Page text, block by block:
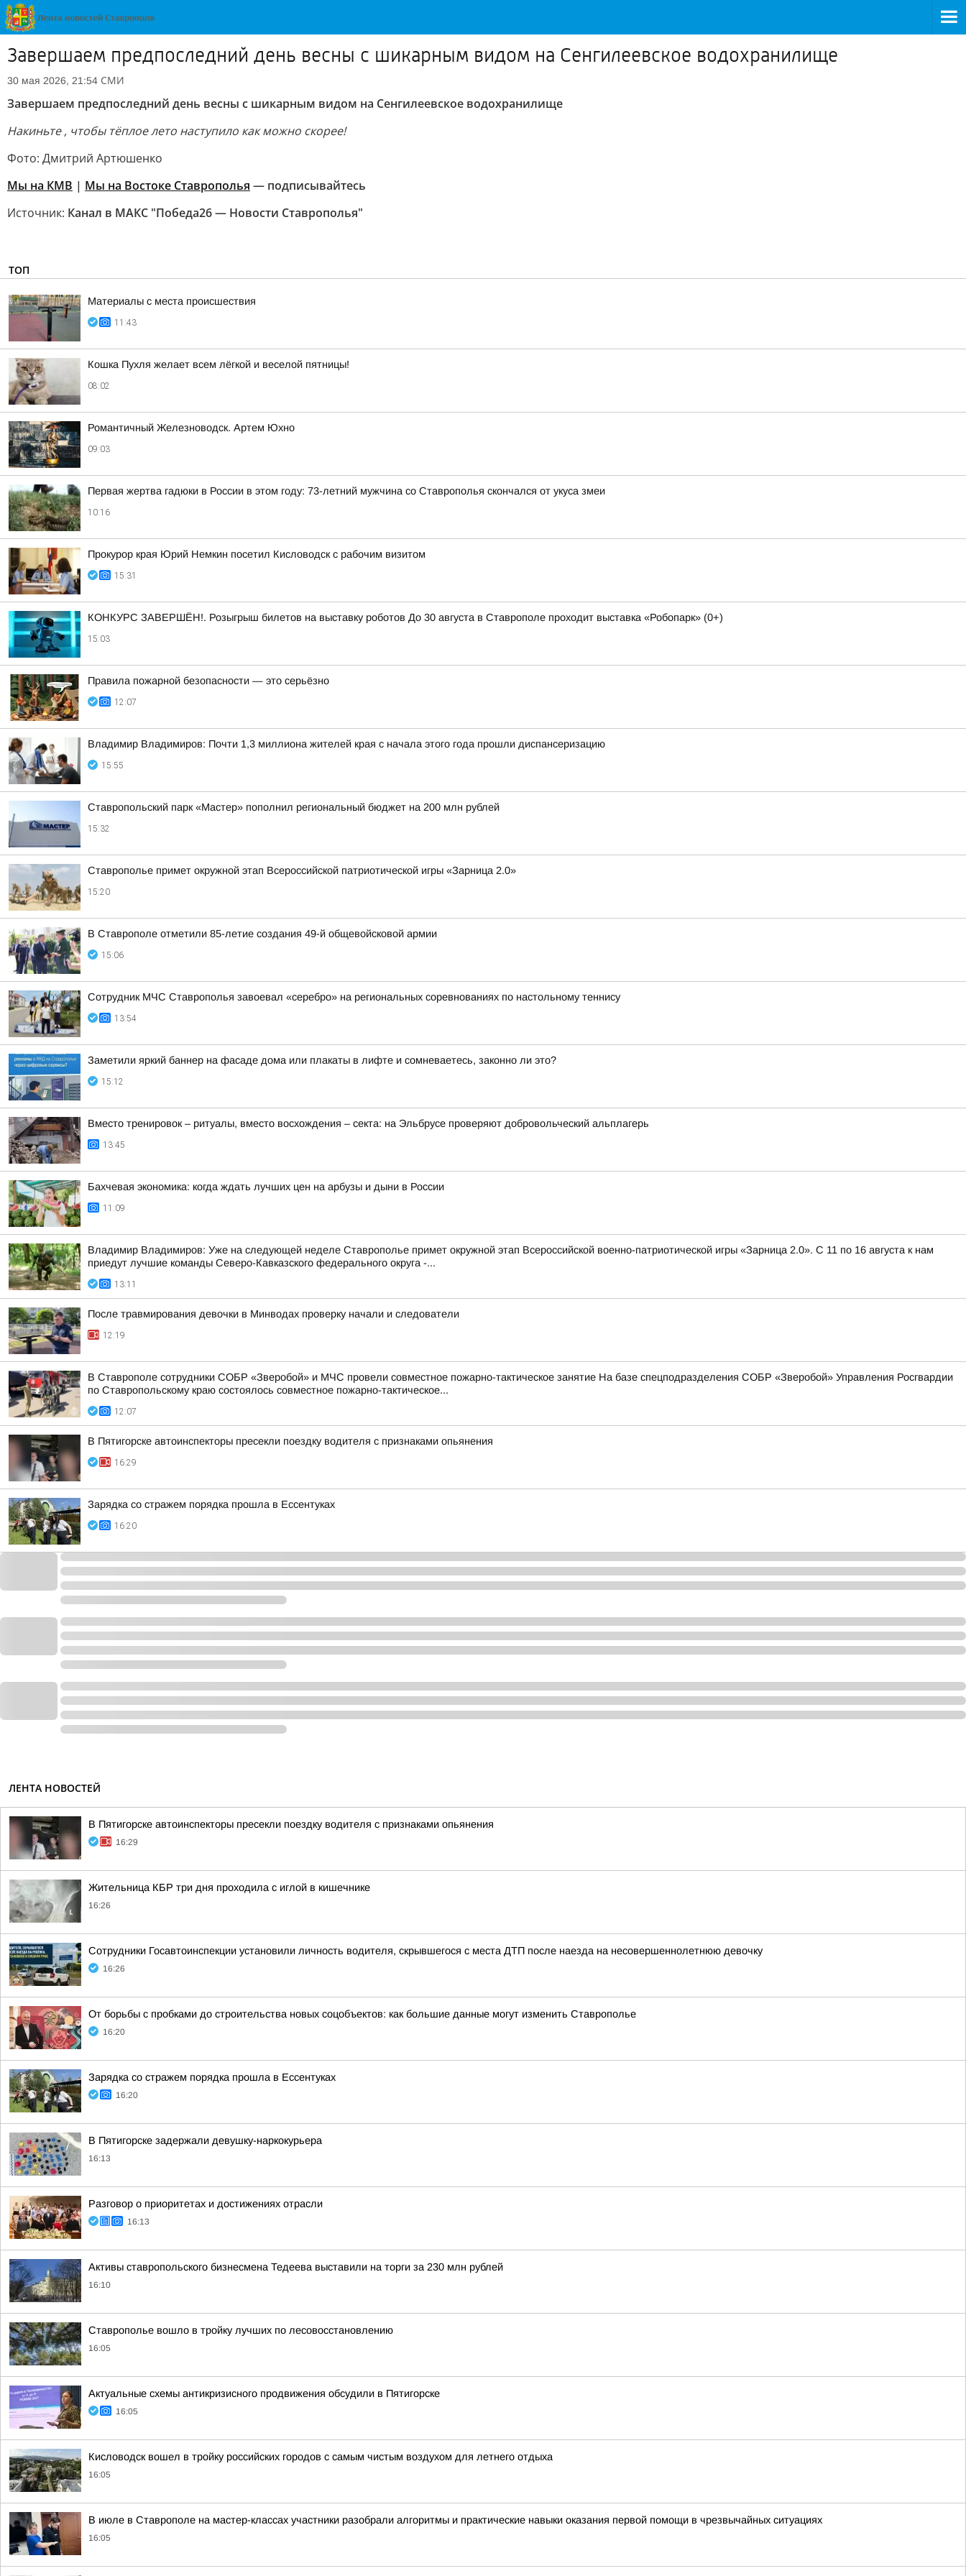
Завершаем предпоследний день весны с шикарным видом на Сенгилеевское водохранилище
30 мая 2026, 21:54 СМИ
Завершаем предпоследний день весны с шикарным видом на Сенгилеевское водохранилище
Накиньте , чтобы тёплое лето наступило как можно скорее!
Фото: Дмитрий Артюшенко
Мы на КМВ | Мы на Востоке Ставрополья — подписывайтесь
Источник: Канал в МАКС "Победа26 — Новости Ставрополья"
ТОП
Материалы с места происшествия
11:43
Кошка Пухля желает всем лёгкой и веселой пятницы!
08:02
Романтичный Железноводск. Артем Юхно
09:03
Первая жертва гадюки в России в этом году: 73-летний мужчина со Ставрополья скончался от укуса змеи
10:16
Прокурор края Юрий Немкин посетил Кисловодск с рабочим визитом
15:31
КОНКУРС ЗАВЕРШЁН!. Розыгрыш билетов на выставку роботов До 30 августа в Ставрополе проходит выставка «Робопарк» (0+)
15:03
Правила пожарной безопасности — это серьёзно
12:07
Владимир Владимиров: Почти 1,3 миллиона жителей края с начала этого года прошли диспансеризацию
15:55
Ставропольский парк «Мастер» пополнил региональный бюджет на 200 млн рублей
15:32
Ставрополье примет окружной этап Всероссийской патриотической игры «Зарница 2.0»
15:20
В Ставрополе отметили 85-летие создания 49-й общевойсковой армии
15:06
Сотрудник МЧС Ставрополья завоевал «серебро» на региональных соревнованиях по настольному теннису
13:54
Заметили яркий баннер на фасаде дома или плакаты в лифте и сомневаетесь, законно ли это?
15:12
Вместо тренировок – ритуалы, вместо восхождения – секта: на Эльбрусе проверяют добровольческий альплагерь
13:45
Бахчевая экономика: когда ждать лучших цен на арбузы и дыни в России
11:09
Владимир Владимиров: Уже на следующей неделе Ставрополье примет окружной этап Всероссийской военно-патриотической игры «Зарница 2.0». С 11 по 16 августа к нам
приедут лучшие команды Северо-Кавказского федерального округа -...
13:11
После травмирования девочки в Минводах проверку начали и следователи
12:19
В Ставрополе сотрудники СОБР «Зверобой» и МЧС провели совместное пожарно-тактическое занятие На базе спецподразделения СОБР «Зверобой» Управления Росгвардии
по Ставропольскому краю состоялось совместное пожарно-тактическое...
12:07
В Пятигорске автоинспекторы пресекли поездку водителя с признаками опьянения
16:29
Зарядка со стражем порядка прошла в Ессентуках
16:20
ЛЕНТА НОВОСТЕЙ
В Пятигорске автоинспекторы пресекли поездку водителя с признаками опьянения
16:29
Жительница КБР три дня проходила с иглой в кишечнике
16:26
Сотрудники Госавтоинспекции установили личность водителя, скрывшегося с места ДТП после наезда на несовершеннолетнюю девочку
16:26
От борьбы с пробками до строительства новых соцобъектов: как большие данные могут изменить Ставрополье
16:20
Зарядка со стражем порядка прошла в Ессентуках
16:20
В Пятигорске задержали девушку-наркокурьера
16:13
Разговор о приоритетах и достижениях отрасли
16:13
Активы ставропольского бизнесмена Тедеева выставили на торги за 230 млн рублей
16:10
Ставрополье вошло в тройку лучших по лесовосстановлению
16:05
Актуальные схемы антикризисного продвижения обсудили в Пятигорске
16:05
Кисловодск вошел в тройку российских городов с самым чистым воздухом для летнего отдыха
16:05
В июле в Ставрополе на мастер-классах участники разобрали алгоритмы и практические навыки оказания первой помощи в чрезвычайных ситуациях
16:05